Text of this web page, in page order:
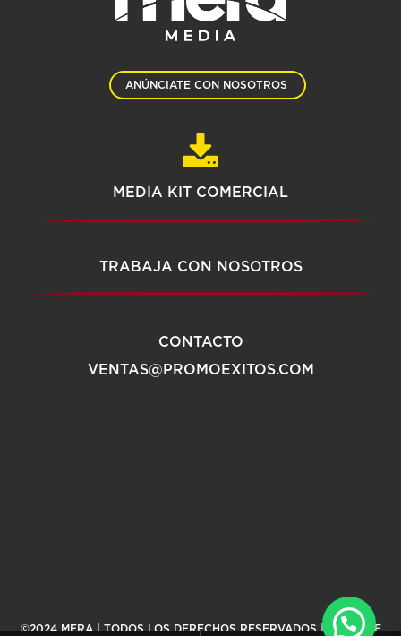
ANÚNCIATE CON NOSOTROS
MEDIA KIT COMERCIAL
TRABAJA CON NOSOTROS
CONTACTO
VENTAS@PROMOEXITOS.COM
©2024 MERA | TODOS LOS DERECHOS RESERVADOS | AVISO DE